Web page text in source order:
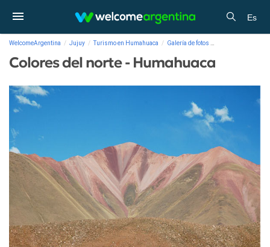
Es
WelcomeArgentina Jujuy Turismo en Humahuaca Galería de fotos
Colores del norte - Humahuaca